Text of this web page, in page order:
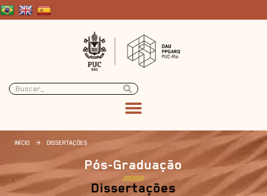
INÍCIO > DISSERTAÇÕES
Pós-Graduação
Dissertações